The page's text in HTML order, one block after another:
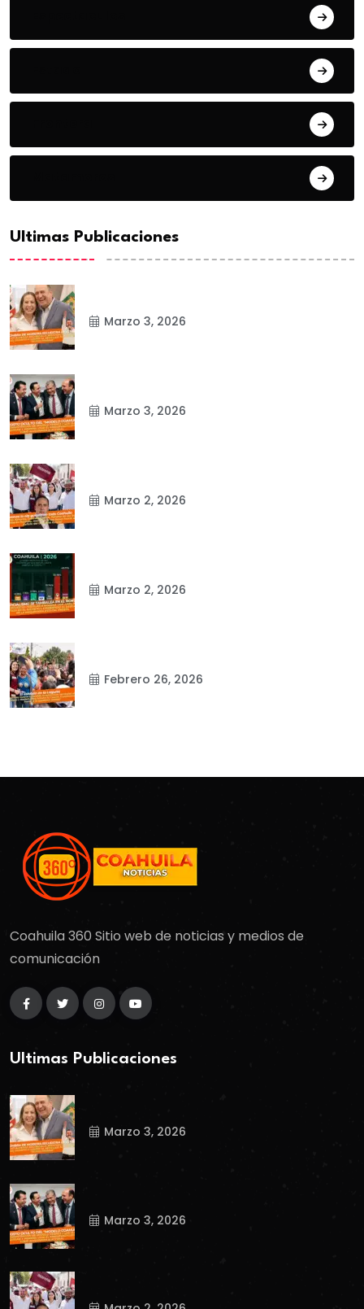
Ultimas Publicaciones
Marzo 3, 2026
Marzo 3, 2026
Marzo 2, 2026
Marzo 2, 2026
Febrero 26, 2026
Coahuila 360 Sitio web de noticias y medios de
comunicación
Ultimas Publicaciones
Marzo 3, 2026
Marzo 3, 2026